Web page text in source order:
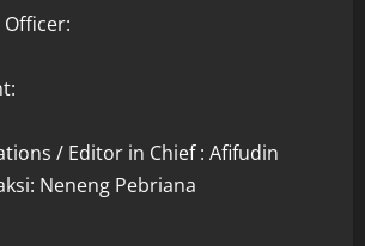
Officer:
/ Editor in Chief : Afifudin
Neneng Pebriana